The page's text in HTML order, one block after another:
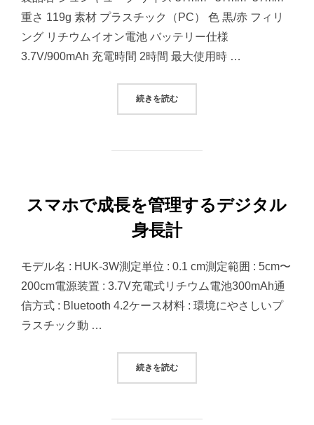
重さ 119g 素材 プラスチック（PC） 色 黒/赤 フィリ
ング リチウムイオン電池 バッテリー仕様
3.7V/900mAh 充電時間 2時間 最大使用時 …
続きを読む“光で誘導 揃わないを解決するハイ
スマホで成長を管理するデジタル
身長計
モデル名 : HUK-3W測定単位 : 0.1 cm測定範囲 : 5cm〜
200cm電源装置 : 3.7V充電式リチウム電池300mAh通
信方式 : Bluetooth 4.2ケース材料 : 環境にやさしいプ
ラスチック動 …
続きを読む“スマホで成長を管理するデジタル